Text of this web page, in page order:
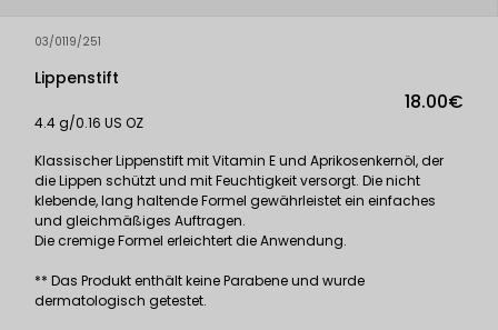
03/0119/251
Lippenstift
18.00€
4.4 g/0.16 US OZ
Klassischer Lippenstift mit Vitamin E und Aprikosenkernöl, der
die Lippen schützt und mit Feuchtigkeit versorgt. Die nicht
klebende, lang haltende Formel gewährleistet ein einfaches
und gleichmäßiges Auftragen.
Die cremige Formel erleichtert die Anwendung.
** Das Produkt enthält keine Parabene und wurde
dermatologisch getestet.